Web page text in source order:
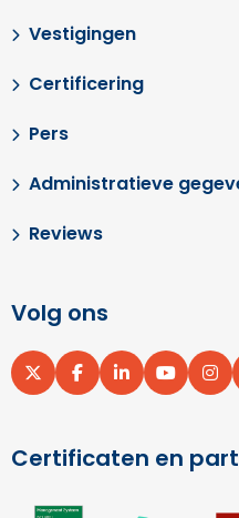
Vestigingen
Certificering
Pers
Administratieve
Reviews
Volg ons
Ga
Ga
Ga
Ga
Ga
Certificaten en